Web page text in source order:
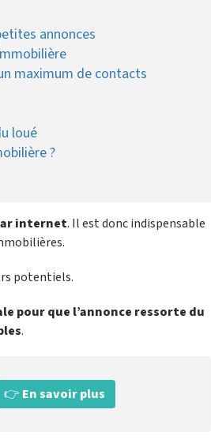
annonces
maximum de contacts
loué
?
internet. Il est donc indispensable
potentiels.
pour que l’annonce ressorte du
.
👉 En savoir plus